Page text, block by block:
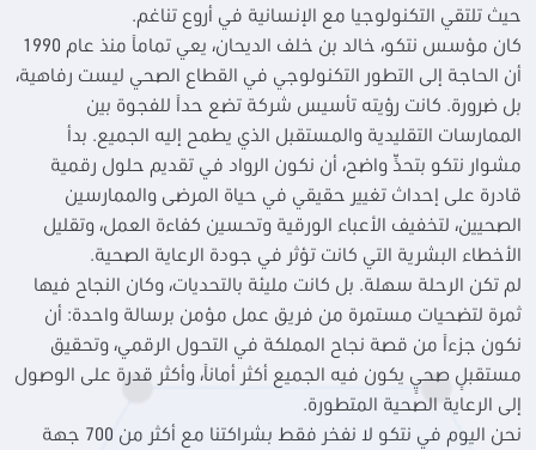
حيث تلتقي التكنولوجيا مع الإنسانية في أروع تناغم.
كان مؤسس نتكو، خالد بن خلف الديحان، يعي تماماً منذ عام 1990
أن الحاجة إلى التطور التكنولوجي في القطاع الصحي ليست رفاهية،
بل ضرورة. كانت رؤيته تأسيس شركة تضع حداً للفجوة بين
الممارسات التقليدية والمستقبل الذي يطمح إليه الجميع. بدأ
مشوار نتكو بتحدٍّ واضح، أن نكون الرواد في تقديم حلول رقمية
قادرة على إحداث تغيير حقيقي في حياة المرضى والممارسين
الصحيين، لتخفيف الأعباء الورقية وتحسين كفاءة العمل، وتقليل
الأخطاء البشرية التي كانت تؤثر في جودة الرعاية الصحية.
لم تكن الرحلة سهلة. بل كانت مليئة بالتحديات، وكان النجاح فيها
ثمرة لتضحيات مستمرة من فريق عمل مؤمن برسالة واحدة: أن
نكون جزءاً من قصة نجاح المملكة في التحول الرقمي، وتحقيق
مستقبلٍ صحيٍ يكون فيه الجميع أكثر أماناً، وأكثر قدرة على الوصول
إلى الرعاية الصحية المتطورة.
نحن اليوم في نتكو لا نفخر فقط بشراكتنا مع أكثر من 700 جهة